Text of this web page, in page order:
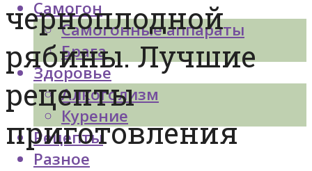
Самогон
Самогонные аппараты
Брага
Здоровье
Алкоголизм
Курение
Рецепты
Разное
черноплодной
рябины. Лучшие
рецепты
приготовления